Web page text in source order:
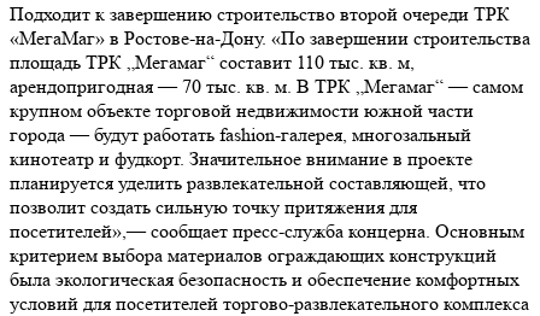
Подходит к завершению строительство второй очереди ТРК
«МегаМаг» в Ростове-на-Дону. «По завершении строительства
площадь ТРК „Мегамаг“ составит 110 тыс. кв. м,
арендопригодная — 70 тыс. кв. м. В ТРК „Мегамаг“ — самом
крупном объекте торговой недвижимости южной части
города — будут работать fashion-галерея, многозальный
кинотеатр и фудкорт. Значительное внимание в проекте
планируется уделить развлекательной составляющей, что
позволит создать сильную точку притяжения для
посетителей»,— сообщает пресс-служба концерна. Основным
критерием выбора материалов ограждающих конструкций
была экологическая безопасность и обеспечение комфортных
условий для посетителей торгово-развлекательного комплекса